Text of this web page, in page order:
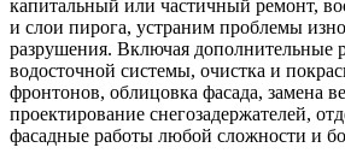
капитальный или частичный ремонт,
и слои пирога, устраним проблемы
разрушения. Включая дополнительные
водосточной системы, очистка и
фронтонов, облицовка фасада, замена
проектирование снегозадержателей,
фасадные работы любой сложности и